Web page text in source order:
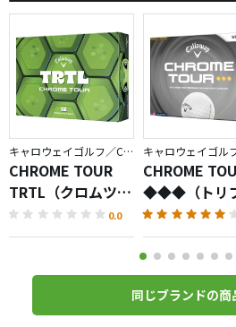
キャロウェイゴルフ／CHROME
CHROME TOUR
TRTL（クロムツア
ータートル）ボー
ル
0.0
CHROME
◆◆◆（トリ
ダイヤモンド
ール
同じブランドの商